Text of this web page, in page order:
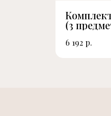
(3
6 192 р.